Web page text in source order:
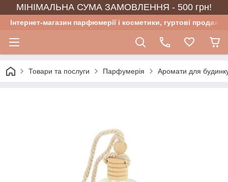
МІНІМАЛЬНА СУМА ЗАМОВЛЕННЯ - 500 грн!
Інтернет-магазин парфюмерії і косметики, гуртові продажі
Товари та послуги Парфумерія Аромати для